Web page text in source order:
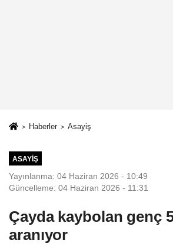
Haberler Asayiş
ASAYIŞ
Yayınlanma: 04 Haziran 2026 - 10:49
Güncelleme: 04 Haziran 2026 - 11:31
Çayda kaybolan genç
aranıyor